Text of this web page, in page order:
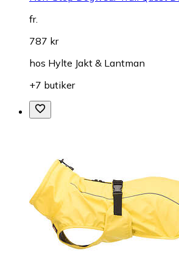
fr.
787 kr
hos Hylte Jakt & Lantman
+7 butiker